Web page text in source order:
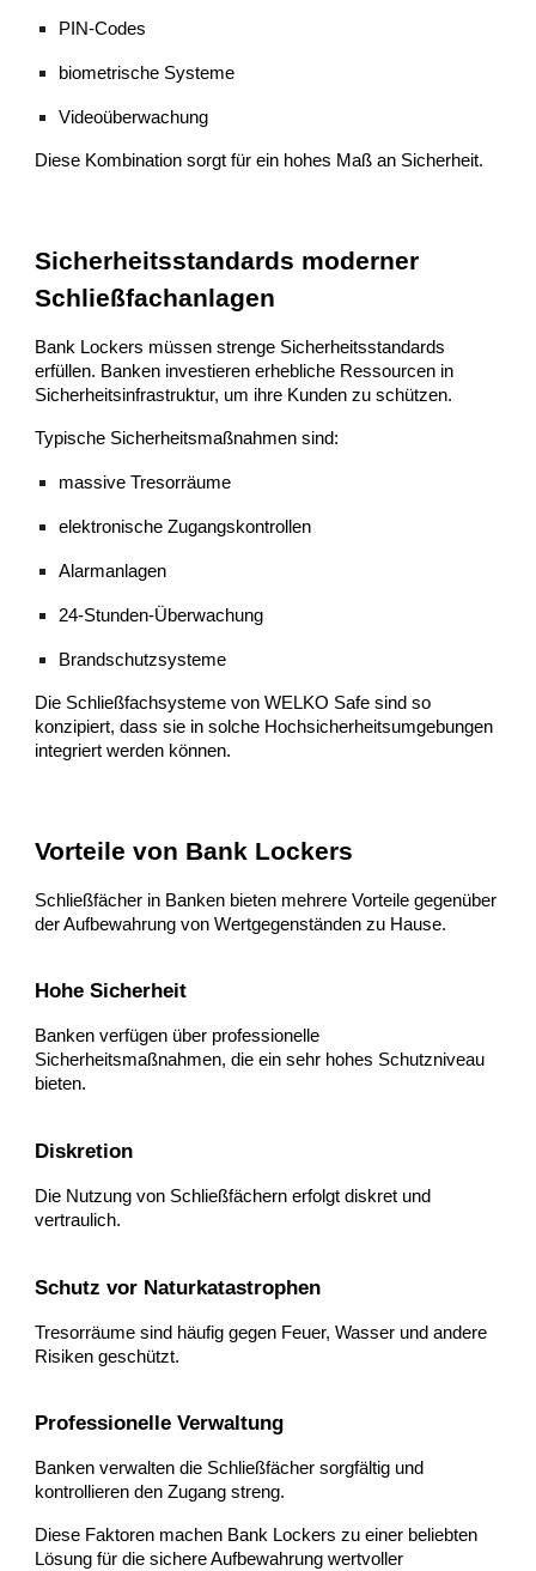
PIN-Codes
biometrische Systeme
Videoüberwachung
Diese Kombination sorgt für ein hohes Maß an Sicherheit.
Sicherheitsstandards moderner
Schließfachanlagen
Bank Lockers müssen strenge Sicherheitsstandards
erfüllen. Banken investieren erhebliche Ressourcen in
Sicherheitsinfrastruktur, um ihre Kunden zu schützen.
Typische Sicherheitsmaßnahmen sind:
massive Tresorräume
elektronische Zugangskontrollen
Alarmanlagen
24-Stunden-Überwachung
Brandschutzsysteme
Die Schließfachsysteme von WELKO Safe sind so
konzipiert, dass sie in solche Hochsicherheitsumgebungen
integriert werden können.
Vorteile von Bank Lockers
Schließfächer in Banken bieten mehrere Vorteile gegenüber
der Aufbewahrung von Wertgegenständen zu Hause.
Hohe Sicherheit
Banken verfügen über professionelle
Sicherheitsmaßnahmen, die ein sehr hohes Schutzniveau
bieten.
Diskretion
Die Nutzung von Schließfächern erfolgt diskret und
vertraulich.
Schutz vor Naturkatastrophen
Tresorräume sind häufig gegen Feuer, Wasser und andere
Risiken geschützt.
Professionelle Verwaltung
Banken verwalten die Schließfächer sorgfältig und
kontrollieren den Zugang streng.
Diese Faktoren machen Bank Lockers zu einer beliebten
Lösung für die sichere Aufbewahrung wertvoller